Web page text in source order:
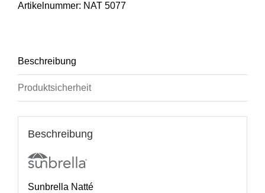
Artikelnummer: NAT 5077
Beschreibung
Produktsicherheit
Beschreibung
Sunbrella Natté